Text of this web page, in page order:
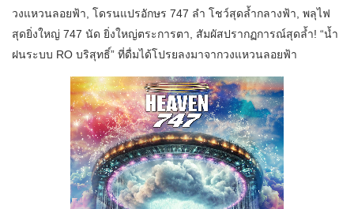
วงแหวนลอยฟ้า, โดรนแปรอักษร 747 ลำ โชว์สุดล้ำกลางฟ้า, พลุไฟ
สุดยิ่งใหญ่ 747 นัด ยิ่งใหญ่ตระการตา, สัมผัสปรากฏการณ์สุดล้ำ! “น้ำ
ฝนระบบ RO บริสุทธิ์” ที่ดื่มได้โปรยลงมาจากวงแหวนลอยฟ้า